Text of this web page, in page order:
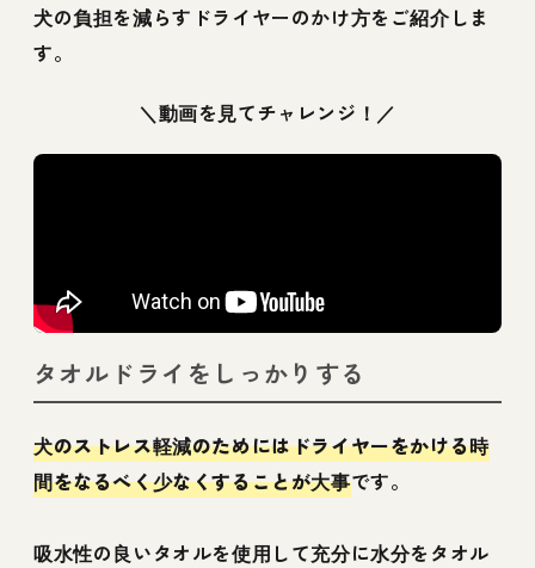
犬の負担を減らすドライヤーのかけ方をご紹介しま
す。
＼動画を見てチャレンジ！／
タオルドライをしっかりする
犬のストレス軽減のためにはドライヤーをかける時
間をなるべく少なくすることが大事です。
吸水性の良いタオルを使用して充分に水分をタオル